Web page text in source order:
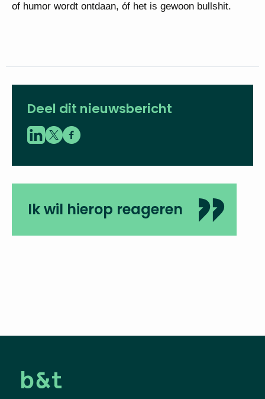
of humor wordt ontdaan, óf het is gewoon bullshit.
Deel dit nieuwsbericht
Ik wil hierop reageren